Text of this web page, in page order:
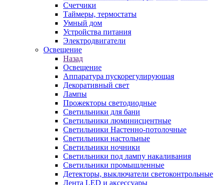
Счетчики
Таймеры, термостаты
Умный дом
Устройства питания
Электродвигатели
Освещение
Назад
Освещение
Аппаратура пускорегулирующая
Декоративный свет
Лампы
Прожекторы светодиодные
Светильники для бани
Светильники люминисцентные
Светильники Настенно-потолочные
Светильники настольные
Светильники ночники
Светильники под лампу накаливания
Светильники промышленные
Детекторы, выключатели светоконтрольные
Лента LED и аксессуары